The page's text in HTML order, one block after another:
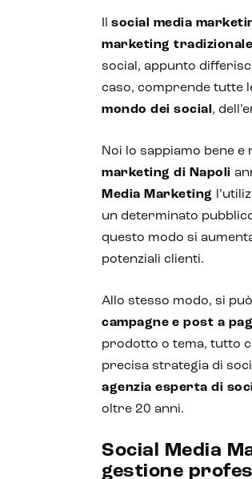
social media
marketing tradizionale
social, appunto
caso, comprende tutte
mondo dei social ,
Noi lo sappiamo bene e
marketing di Napoli
Media Marketing
un determinato
questo modo si
potenziali clienti.
Allo stesso modo, si
campagne e post a
prodotto o tema, tutto
precisa strategia di
agenzia esperta di
oltre 20 anni.
Social Media
gestione